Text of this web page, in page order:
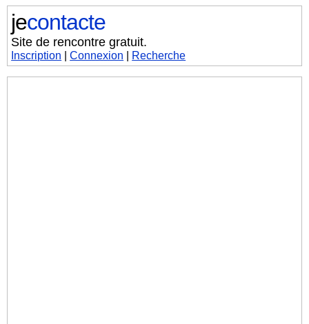
jecontacte
Site de rencontre gratuit.
Inscription |Connexion Recherche